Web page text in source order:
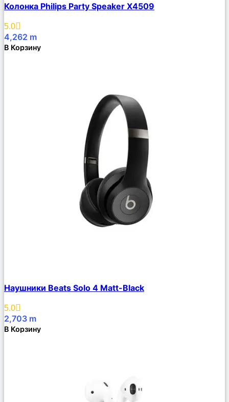
Описание
Избранное
Колонка Philips Party Speaker X4509
5.0
4,262 m
В Корзину
Описание
Избранное
Наушники Beats Solo 4 Matt-Black
5.0
2,703 m
В Корзину